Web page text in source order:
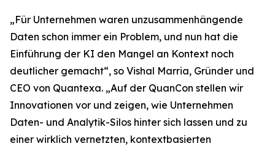
„Für Unternehmen waren unzusammenhängende
Daten schon immer ein Problem, und nun hat die
Einführung der KI den Mangel an Kontext noch
deutlicher gemacht“, so Vishal Marria, Gründer und
CEO von Quantexa. „Auf der QuanCon stellen wir
Innovationen vor und zeigen, wie Unternehmen
Daten- und Analytik-Silos hinter sich lassen und zu
einer wirklich vernetzten, kontextbasierten